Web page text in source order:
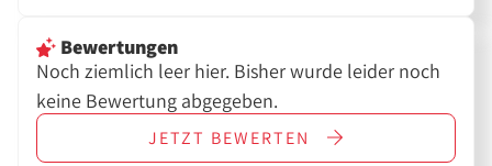
Bewertungen
Noch ziemlich leer hier. Bisher wurde leider noch
keine Bewertung abgegeben.
JETZT BEWERTEN